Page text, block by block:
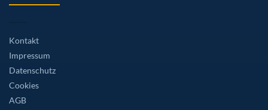
Kontakt
Impressum
Datenschutz
Cookies
AGB